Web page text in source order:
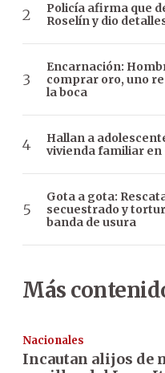
Policía afirma que
Roselín y dio
Encarnación:
comprar oro, uno
la boca
Hallan a
vivienda familiar en
Gota a gota:
secuestrado y
banda de usura
Más
Nacionales
Incautan alijos de